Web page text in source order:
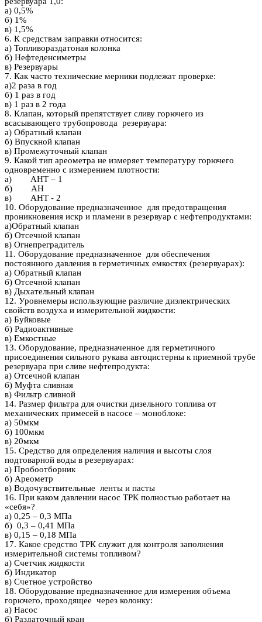
а) 0,5%
б) 1%
в) 1,5%
6. К средствам заправки относится:
а) Топливораздатоная колонка
б) Нефтеденсиметры
в) Резервуары
7. Как часто технические мерники подлежат проверке:
а)2 раза в год
б) 1 раз в год
в) 1 раз в 2 года
8. Клапан, который препятствует сливу горючего из
всасывающего трубопровода резервуара:
а) Обратный клапан
б) Впускной клапан
в) Промежуточный клапан
9. Какой тип ареометра не измеряет температуру горючего
одновременно с измерением плотности:
а) АНТ – 1
б) АН
в) АНТ - 2
10. Оборудование предназначенное для предотвращения
проникновения искр и пламени в резервуар с нефтепродуктами:
а)Обратный клапан
б) Отсечной клапан
в) Огнепреградитель
11. Оборудование предназначенное для обеспечения
постоянного давления в герметичных емкостях (резервуарах):
а) Обратный клапан
б) Отсечной клапан
в) Дыхательный клапан
12. Уровнемеры использующие различие диэлектрических
свойств воздуха и измерительной жидкости:
а) Буйковые
б) Радиоактивные
в) Емкостные
13. Оборудование, предназначенное для герметичного
присоединения сильного рукава автоцистерны к приемной трубе
резервуара при сливе нефтепродукта:
а) Отсечной клапан
б) Муфта сливная
в) Фильтр сливной
14. Размер фильтра для очистки дизельного топлива от
механических примесей в насосе – моноблоке:
а) 50мкм
б) 100мкм
в) 20мкм
15. Средство для определения наличия и высоты слоя
подтоварной воды в резервуарах:
а) Пробоотборник
б) Ареометр
в) Водочувствительные ленты и пасты
16. При каком давлении насос ТРК полностью работает на
«себя»?
а) 0,25 – 0,3 МПа
б) 0,3 – 0,41 МПа
в) 0,15 – 0,18 МПа
17. Какое средство ТРК служит для контроля заполнения
измерительной системы топливом?
а) Счетчик жидкости
б) Индикатор
в) Счетное устройство
18. Оборудование предназначенное для измерения объема
горючего, проходящее через колонку:
а) Насос
б) Раздаточный кран